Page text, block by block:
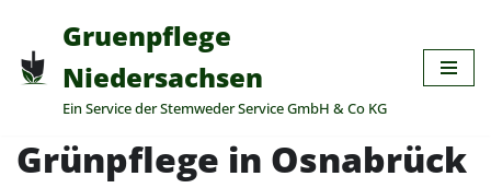
Zum
Inhalt
springen
Gruenpflege
Niedersachsen
Ein Service der Stemweder Service GmbH & Co KG
Grünpflege in Osnabrück